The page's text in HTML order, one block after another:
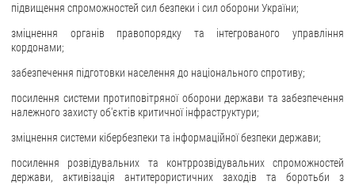
підвищення спроможностей сил безпеки і сил оборони України;
зміцнення органів правопорядку та інтегрованого управління
кордонами;
забезпечення підготовки населення до національного спротиву;
посилення системи протиповітряної оборони держави та забезпечення
належного захисту об'єктів критичної інфраструктури;
зміцнення системи кібербезпеки та інформаційної безпеки держави;
посилення розвідувальних та контррозвідувальних спроможностей
держави, активізація антитерористичних заходів та боротьби з